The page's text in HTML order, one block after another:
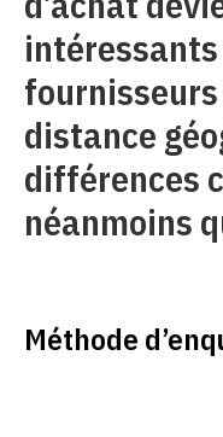
distance
différences
néanmoins
Méthode